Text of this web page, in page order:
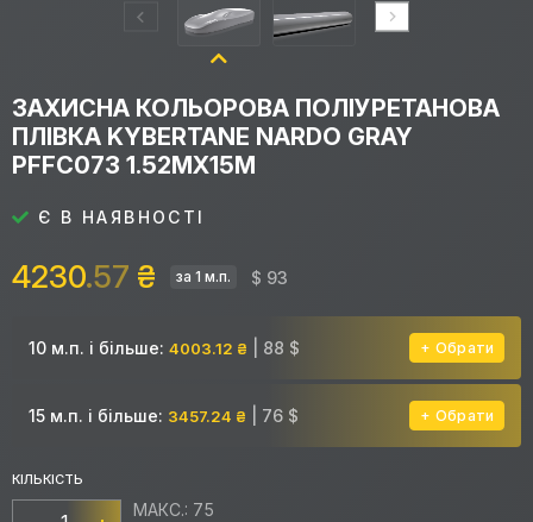
ЗАХИСНА КОЛЬОРОВА ПОЛІУРЕТАНОВА
ПЛІВКА KYBERTANE NARDO GRAY
PFFС073 1.52MX15M
Є В НАЯВНОСТІ
4230.57 ₴ за 1 м.п. $ 93
10 м.п. і більше: 4003.12 ₴ | 88 $ Обрати
15 м.п. і більше: 3457.24 ₴ | 76 $ Обрати
КІЛЬКІСТЬ
МАКС.: 75